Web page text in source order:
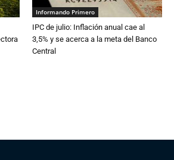
Informando Primero
IPC de julio: Inflación anual cae al
3,5% y se acerca a la meta del Banco
Central